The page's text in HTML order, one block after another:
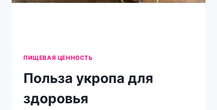
ПИЩЕВАЯ ЦЕННОСТЬ
Польза укропа для
здоровья